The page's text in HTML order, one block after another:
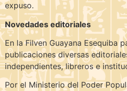
expuso.
Novedades editoriales
En la Filven Guayana Esequiba
publicaciones diversas
independientes, libreros e
Por el Ministerio del Poder